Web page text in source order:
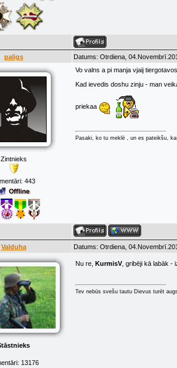
paligs Datums: Otrdiena,
Zintnieks
443
Vo valns a pi manja vjaij
Kad ievedis doshu zinju - man
priekaa
Pasaki, ko tu meklē , un es pateikšu,
Valduha Datums: Otrdiena,
13176
Nu re, KurmisV, gribēji kā labāk -
Tev nebūs svešu tautu Dievus turēt